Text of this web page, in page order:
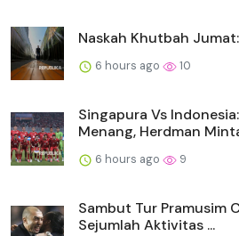
Naskah Khutbah
6 hours ago 10
Singapura Vs
Menang, Herdman
6 hours ago 9
Sambut Tur Pramusim
Sejumlah Aktivitas ...